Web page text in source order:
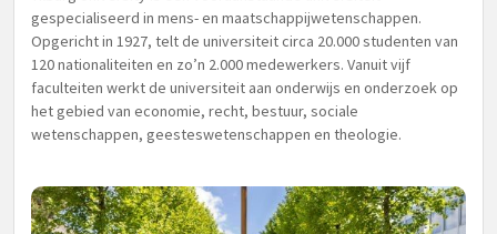
gespecialiseerd in mens- en maatschappijwetenschappen.
Opgericht in 1927, telt de universiteit circa 20.000 studenten van
120 nationaliteiten en zo’n 2.000 medewerkers. Vanuit vijf
faculteiten werkt de universiteit aan onderwijs en onderzoek op
het gebied van economie, recht, bestuur, sociale
wetenschappen, geesteswetenschappen en theologie.